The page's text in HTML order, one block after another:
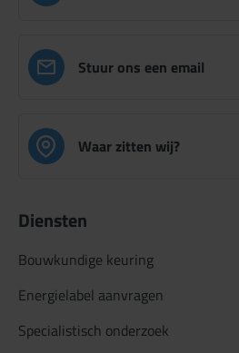
Stuur ons een email
Waar zitten wij?
Diensten
Bouwkundige keuring
Energielabel aanvragen
Specialistisch onderzoek